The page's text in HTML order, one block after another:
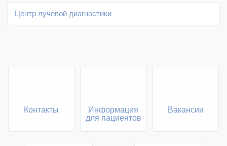
Центр лучевой диагностики
Контакты
Информация
для пациентов
Вакансии